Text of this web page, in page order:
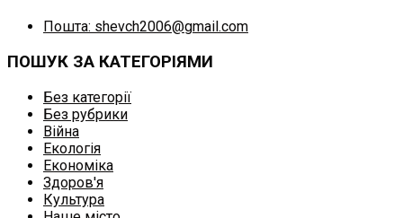
Пошта: shevch2006@gmail.com
ПОШУК ЗА КАТЕГОРІЯМИ
Без категорії
Без рубрики
Війна
Екологія
Економіка
Здоров'я
Культура